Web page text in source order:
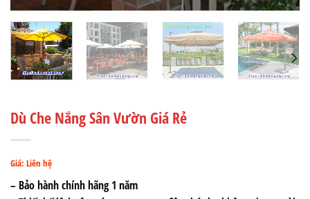
Dù Che Nắng Sân Vườn Giá Rẻ
Giá: Liên hệ
– Bảo hành chính hãng 1 năm